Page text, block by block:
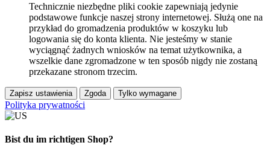
Technicznie niezbędne pliki cookie zapewniają jedynie
podstawowe funkcje naszej strony internetowej. Służą one na
przykład do gromadzenia produktów w koszyku lub
logowania się do konta klienta. Nie jesteśmy w stanie
wyciągnąć żadnych wniosków na temat użytkownika, a
wszelkie dane zgromadzone w ten sposób nigdy nie zostaną
przekazane stronom trzecim.
Zapisz ustawienia Zgoda Tylko wymagane
Polityka prywatności
Bist du im richtigen Shop?